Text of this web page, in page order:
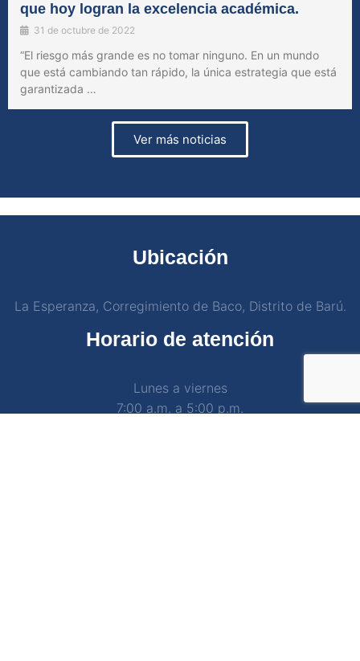
que hoy logran la excelencia académica.
31 de octubre de 2022
“El riesgo más grande es no tomar ninguno. En un mundo
que está cambiando tan rápido, la única estrategia que está
garantizada …
Ver más noticias
Ubicación
La Esperanza, Corregimiento de Baco, Distrito de Barú.
Horario de atención
Lunes a viernes
7:00 a.m. a 5:00 p.m.